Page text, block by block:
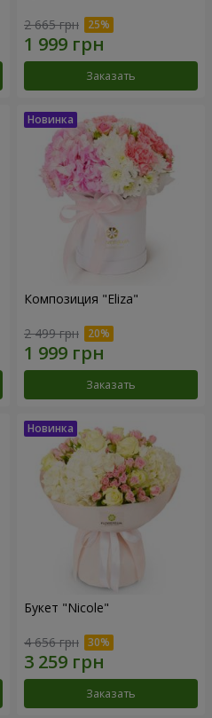
2 665 грн
Заказать
Композиция "Eliza"
2 499 грн
Заказать
Букет "Nicole"
4 656 грн
Заказать